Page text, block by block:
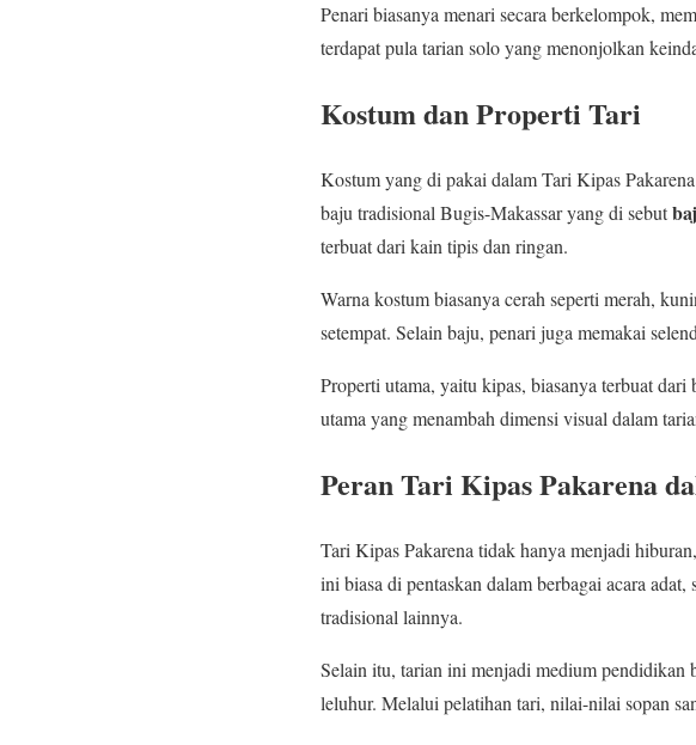
Penari biasanya menari secara berkelompok,
terdapat pula tarian solo yang menonjolkan
Kostum dan Properti Tari
Kostum yang di pakai dalam Tari Kipas
baju tradisional Bugis-Makassar yang di sebut
terbuat dari kain tipis dan ringan.
Warna kostum biasanya cerah seperti merah,
setempat. Selain baju, penari juga memakai
Properti utama, yaitu kipas, biasanya terbuat
utama yang menambah dimensi visual dalam
Peran Tari Kipas Pakarena
Tari Kipas Pakarena tidak hanya menjadi
ini biasa di pentaskan dalam berbagai acara
tradisional lainnya.
Selain itu, tarian ini menjadi medium pendidikan
leluhur. Melalui pelatihan tari, nilai-nilai sopan